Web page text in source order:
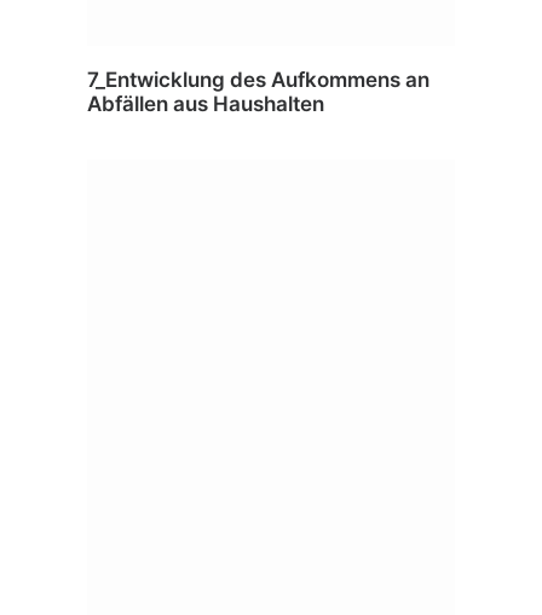
7_Entwicklung des Aufkommens an
Abfällen aus Haushalten